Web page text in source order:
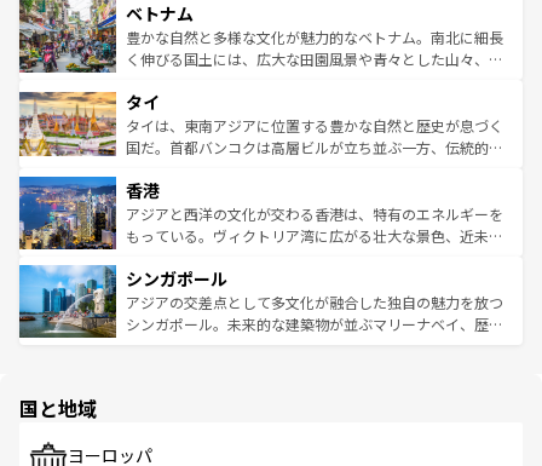
参照してほしい。
容にもいいと評判のスイーツなど、バラエティ豊かな料理
が味わえる。 なお、新着の台湾情報は コンテンツ一覧を参
照してほしい。
き、地方に足を延ばせば四季折々の自然美を楽しむことが
できる。そして、キムチや焼肉、絶品のストリートフード
まで、さまざまな韓国料理が待っている。夜には、韓国な
リティに包まれながら、韓国の多彩な魅力を心ゆくまで味
わってみてほしい。 なお、新着の韓国情報はコンテンツ一
覧を参照してほしい。
ベトナム
豊かな自然と多様な文化が魅力的なベトナム。南北に細長
く伸びる国土には、広大な田園風景や青々とした山々、世
急速な発展と共に伝統が息づく。ハノイの古い町並みやホ
ーチミン市のフランス統治時代の建物も、独特の雰囲気を
醸し出している。また、バラエティの豊かさとおいしさで
とつ。フォーやバインミー、ベトナムコーヒーなどは、ぜ
ひ現地で味わいたい。どの地域を訪れてもあたたかい人々
が旅行者を迎えてくれるので、きっと忘れられない旅にな
参照してほしい。
タイ
タイは、東南アジアに位置する豊かな自然と歴史が息づく
国だ。首都バンコクは高層ビルが立ち並ぶ一方、伝統的な
の活気が交差している。北部ではチェンマイなどの山岳地
帯で自然と触れ合い、南部ではプーケットやクラビの美し
いビーチでリゾート気分を楽しむことができる。タイ料理
激する。気候は一年中温暖で、どの季節にも異なる楽しみ
が待っている。親しみやすいタイの人々、仏教を中心とし
た文化、そして多様な観光資源が、訪れる旅人を魅了し続
香港
アジアと西洋の文化が交わる香港は、特有のエネルギーを
もっている。ヴィクトリア湾に広がる壮大な景色、近未来
み、どこを訪れても感動するはず。観光スポットが密集し
ており、効率よく見どころを回れるのも魅力。息をのむよ
うな絶景から文化的な体験まで、香港を存分に楽しみ尽く
シンガポール
アジアの交差点として多文化が融合した独自の魅力を放つ
シンガポール。未来的な建築物が並ぶマリーナベイ、歴史
で、ホーカーズは地元の風情を楽しめる外せないスポット
国と地域
ヨーロッパ